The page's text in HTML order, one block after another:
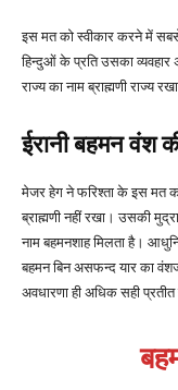
इस मत को स्वीकार करने में
हिन्दुओं के प्रति उसका
राज्य का नाम ब्राह्मणी राज्य
ईरानी बहमन वंश
मेजर हेग ने फरिश्ता के इस मत
ब्राह्मणी नहीं रखा। उसकी
नाम बहमनशाह मिलता है।
बहमन बिन असफन्द यार का
अवधारणा ही अधिक सही प्रतीत